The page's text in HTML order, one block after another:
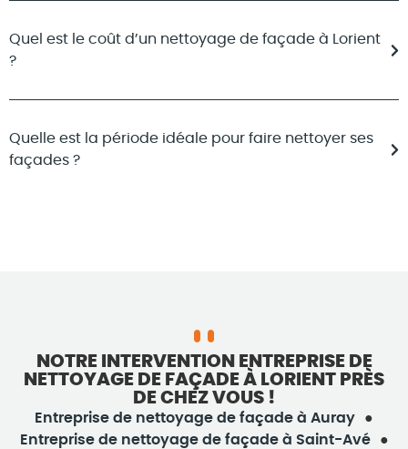
Quel est le coût d’un nettoyage de façade à Lorient
?
Quelle est la période idéale pour faire nettoyer ses
façades ?
NOTRE INTERVENTION ENTREPRISE DE
NETTOYAGE DE FAÇADE À LORIENT PRÈS
DE CHEZ VOUS !
Entreprise de nettoyage de façade à Auray
Entreprise de nettoyage de façade à Saint-Avé